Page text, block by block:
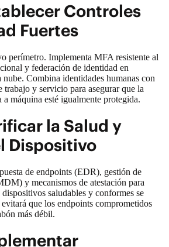
Controles
Fuertes
perímetro. Implementa MFA resistente al
y federación de identidad en
nube. Combina identidades humanas con
trabajo y servicio para asegurar que la
máquina esté igualmente protegida.
la Salud y
Dispositivo
de endpoints (EDR), gestión de
y mecanismos de atestación para
saludables y conformes se
que los endpoints comprometidos
más débil.